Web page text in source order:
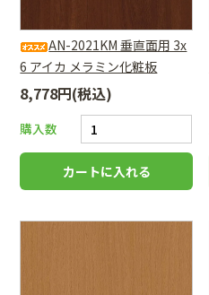
AN-2021KM 垂直面用 3x
6 アイカ メラミン化粧板
8,778円(税込)
購入数